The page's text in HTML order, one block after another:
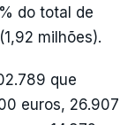
do total de
milhões).
que
euros, 26.907